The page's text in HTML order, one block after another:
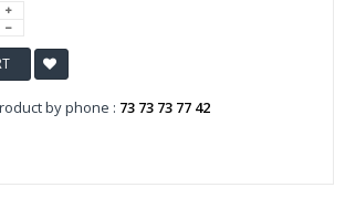
by phone : 73 73 73 77 42